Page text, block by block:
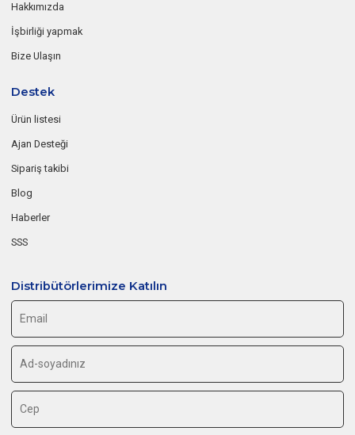
Hakkımızda
İşbirliği yapmak
Bize Ulaşın
Destek
Ürün listesi
Ajan Desteği
Sipariş takibi
Blog
Haberler
SSS
Distribütörlerimize Katılın